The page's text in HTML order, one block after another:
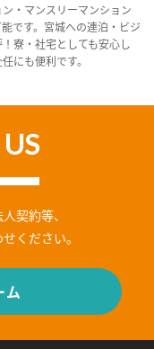
・マンスリーマンション
です。宮城への連泊・ビジ
寮・社宅としても安心し
にも便利です。
契約等、
ください。
ム